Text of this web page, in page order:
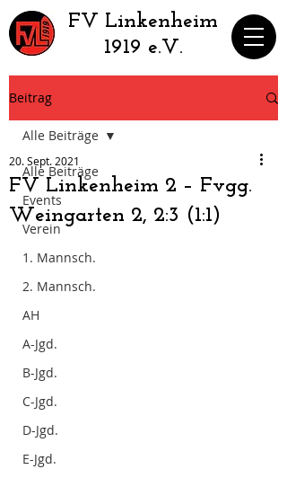
​FV Linkenheim
1919 e.V.
Beitrag
Alle Beiträge
Events
Verein
1. Mannsch.
2. Mannsch.
AH
A-Jgd.
B-Jgd.
C-Jgd.
D-Jgd.
E-Jgd.
Alle Beiträge
FV Linkenheim 2 – Fvgg.
Weingarten 2​, ​2:3 (1:1)
20. Sept. 2021